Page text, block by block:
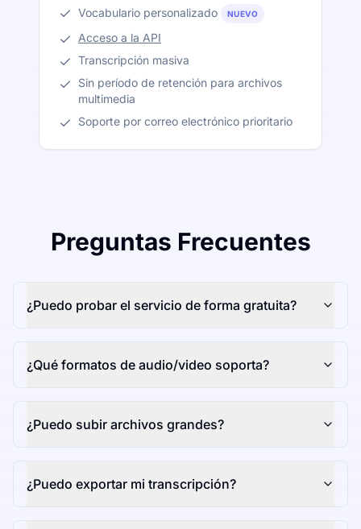
Vocabulario personalizado
NUEVO
Acceso a la API
Transcripción masiva
Sin período de retención para archivos
multimedia
Soporte por correo electrónico prioritario
Preguntas Frecuentes
¿Puedo probar el servicio de forma gratuita?
¿Qué formatos de audio/video soporta?
¿Puedo subir archivos grandes?
¿Puedo exportar mi transcripción?